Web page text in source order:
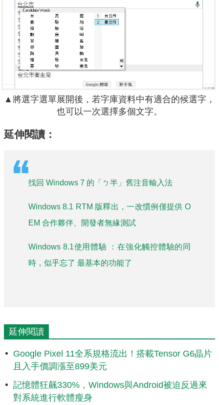
▲將選字選單展開後，若字庫資料中有適合的候選字，
也可以一次選擇多個文字。
延伸閱讀：
找回 Windows 7 的「ㄅ半」舊注音輸入法
Windows 8.1 RTM 版釋出，一改慣例僅提供 O
EM 合作夥伴、開發者無緣測試
Windows 8.1使用體驗 ：在強化觸控體驗的同
時，似乎忘了 最基本的功能了
延伸閱讀
Google Pixel 11全系規格流出！搭載Tensor G6晶片
且入手價調漲至899美元
記憶體狂飆330%，Windows與Android被迫反過來
對系統進行軟體瘦身